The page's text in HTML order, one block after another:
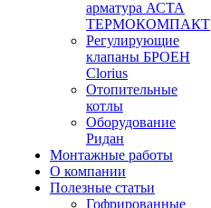
арматура АСТА
ТЕРМОКОМПАКТ
Регулирующие
клапаны БРОЕН
Clorius
Отопительные
котлы
Оборудование
Ридан
Монтажные работы
О компании
Полезные статьи
Гофрированные